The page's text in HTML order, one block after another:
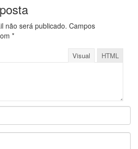
não será publicado. Campos
*
Visual HTML